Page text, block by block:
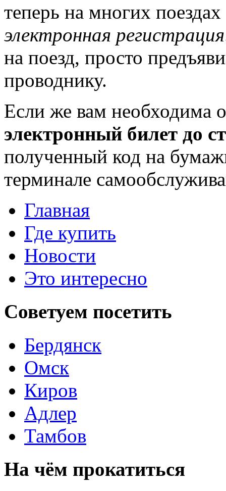
теперь на многих
электронная регистрация
на поезд, просто
проводнику.
Если же вам необходима
электронный билет до
полученный код на
терминале
Главная
Где купить
Новости
Это интересно
Советуем посетить
Бердянск
Омск
Киров
Адлер
Тамбов
На чём прокатиться